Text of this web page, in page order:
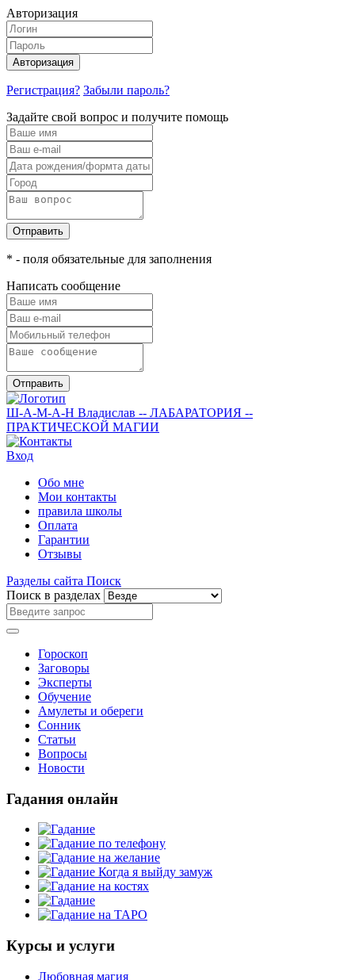
Авторизация
Авторизация
Регистрация? Забыли пароль?
Задайте свой вопрос и получите помощь
Отправить
* - поля обязательные для заполнения
Написать сообщение
Отправить
Ш-А-М-А-Н Владислав -- ЛАБАРАТОРИЯ --
ПРАКТИЧЕСКОЙ МАГИИ
Вход
Обо мне
Мои контакты
правила школы
Оплата
Гарантии
Отзывы
Разделы сайта Поиск
Поиск в разделах
Гороскоп
Заговоры
Эксперты
Обучение
Амулеты и обереги
Сонник
Статьи
Вопросы
Новости
Гадания онлайн
Курсы и услуги
Любовная магия